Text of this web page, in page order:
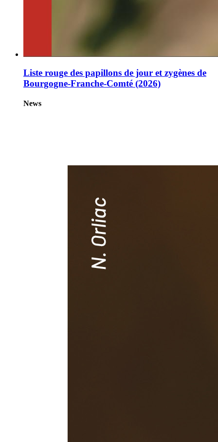
Liste rouge des papillons de jour et zygènes de
Bourgogne-Franche-Comté (2026)
News